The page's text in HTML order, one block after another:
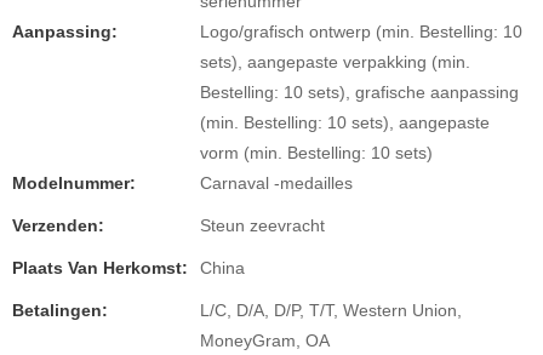
Aanpassing:
Logo/grafisch ontwerp (min. Bestelling: 10
sets), aangepaste verpakking (min.
Bestelling: 10 sets), grafische aanpassing
(min. Bestelling: 10 sets), aangepaste
vorm (min. Bestelling: 10 sets)
Modelnummer:
Carnaval -medailles
Verzenden: Steun zeevracht
Plaats Van Herkomst: China
Betalingen:
L/C, D/A, D/P, T/T, Western Union,
MoneyGram, OA